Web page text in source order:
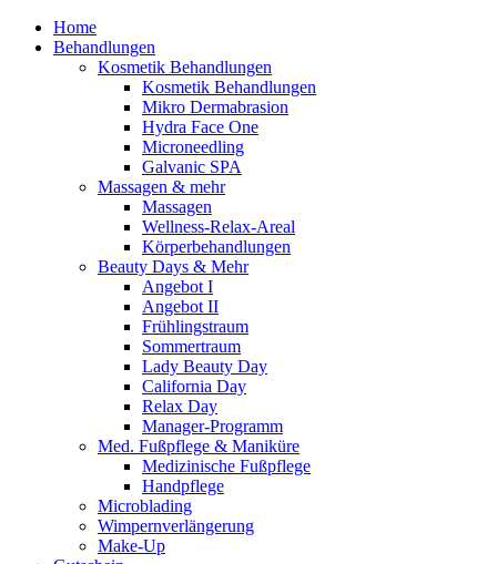
Home
Behandlungen
Kosmetik Behandlungen
Kosmetik Behandlungen
Mikro Dermabrasion
Hydra Face One
Microneedling
Galvanic SPA
Massagen & mehr
Massagen
Wellness-Relax-Areal
Körperbehandlungen
Beauty Days & Mehr
Angebot I
Angebot II
Frühlingstraum
Sommertraum
Lady Beauty Day
California Day
Relax Day
Manager-Programm
Med. Fußpflege & Maniküre
Medizinische Fußpflege
Handpflege
Microblading
Wimpernverlängerung
Make-Up